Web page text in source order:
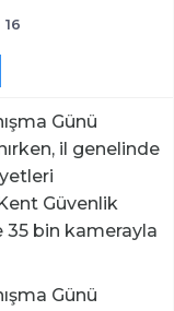
16
Günü
il genelinde
Güvenlik
35 bin kamerayla
Günü